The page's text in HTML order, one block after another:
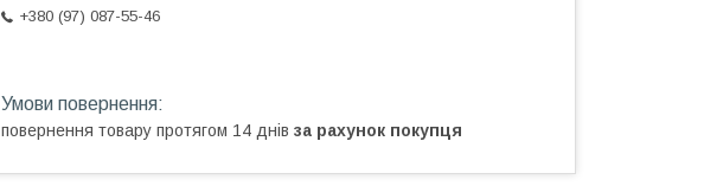
+380 (97) 087-55-46
повернення товару протягом 14 днів за рахунок покупця